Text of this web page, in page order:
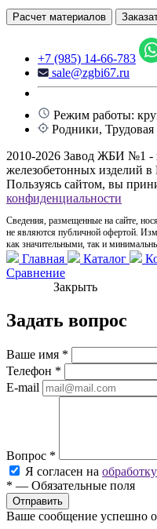
Расчет материалов
+7 (985) 14-66-783
sale@zgbi67.ru
Режим работы:
Родники, Трудовая
2010-2026 Завод ЖБИ №1 -
железобетонных изделий
Пользуясь сайтом, вы
конфиденциальности
Сведения, размещенные на сайте,
не являются публичной офертой.
как значительными, так и
Главная Каталог
Сравнение
Закрыть
Задать вопрос
Ваше имя *
Телефон *
E-mail
Вопрос *
Я согласен на
* — Обязательные поля
Ваше сообщение успешно